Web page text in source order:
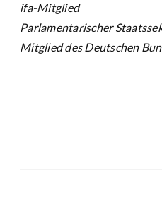
ifa-Mitglied
Parlamentarischer
Mitglied des Deutschen